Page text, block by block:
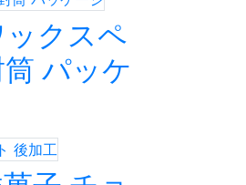
クスペ
パッケ